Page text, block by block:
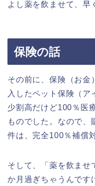
よし薬を飲ませて、早
保険の話
その前に、保険（お金
入したペット保険（ア
少割高だけど100％医
ものでした。なので
件は、完全100％補償
そして、「薬を飲ま
か月過ぎちゃうんです